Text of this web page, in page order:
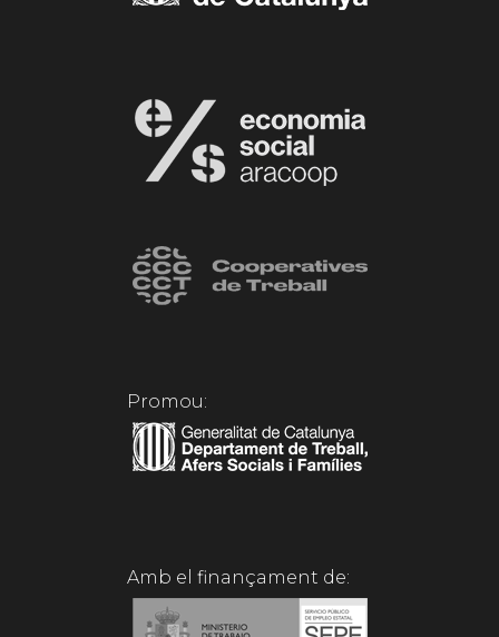
Promou:
Amb el finançament de: